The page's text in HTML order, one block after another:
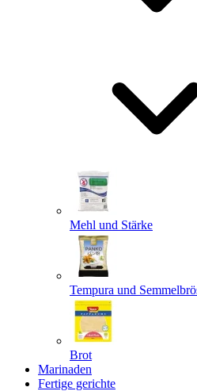
Mehl und Stärke
Tempura und
Brot
Marinaden
Fertige gerichte